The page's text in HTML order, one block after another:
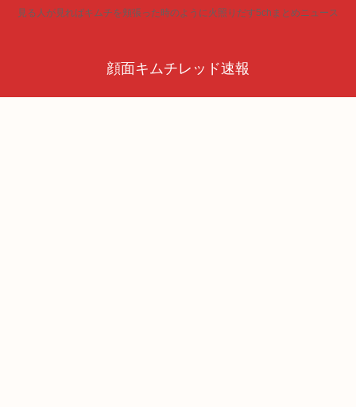
見る人が見ればキムチを頬張った時のように火照りだす5chまとめニュース
顔面キムチレッド速報